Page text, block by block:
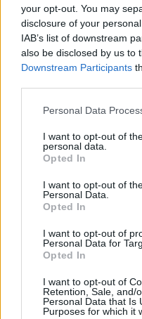
your opt-out. You may
disclosure of your
IAB’s list of downstream
also be disclosed by us to
Downstream Participants
Personal Data
I want to opt-out of
personal data.
Opted In
I want to opt-out of
Personal Data.
Opted In
I want to opt-out of
Personal Data for
Opted In
I want to opt-out of
Retention, Sale, and/
Personal Data that Is
Purposes for which it
21:30
Γκουτέρες: Άμεσος
αμάχων σε Ουκρανία και
Αδιάκοπες οι ροές
«καραβιά» στον
Μουσική λαϊκή βραδιά
Παρασκευή 7 Αυγούστου